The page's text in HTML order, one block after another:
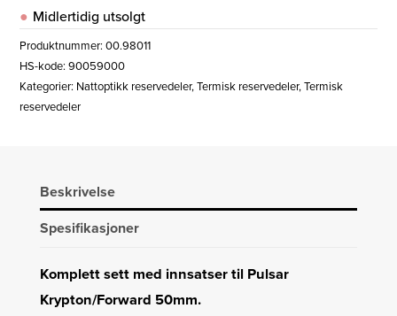
Midlertidig utsolgt
Produktnummer:00.98011
HS-kode: 90059000
Kategorier: Nattoptikk reservedeler,Termisk reservedeler,Termisk
reservedeler
Beskrivelse
Spesifikasjoner
Komplett sett med innsatser til Pulsar
Krypton/Forward 50mm.